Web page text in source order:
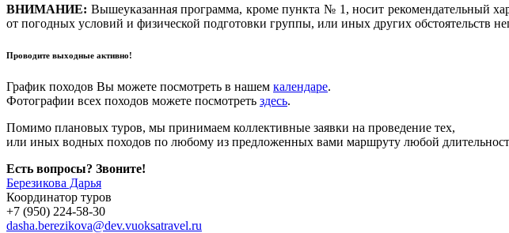
ВНИМАНИЕ: Вышеуказанная программа, кроме пункта № 1, носит рекомендательный
от погодных условий и физической подготовки группы, или иных других обстоятельств
Проводите выходные активно!
График походов Вы можете посмотреть в нашем календаре.
Фотографии всех походов можете посмотреть здесь.
Помимо плановых туров, мы принимаем коллективные заявки на проведение тех,
или иных водных походов по любому из предложенных вами маршруту любой
Есть вопросы? Звоните!
Березикова Дарья
Координатор туров
+7 (950) 224-58-30
dasha.berezikova@dev.vuoksatravel.ru